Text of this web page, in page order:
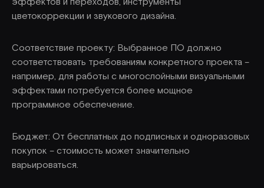
цветокоррекции и звукового дизайна.
Соответствие проекту: Выбранное ПО должно
соответствовать требованиям конкретного проекта –
например, для работы с многослойными визуальными
эффектами потребуется более мощное
программное обеспечение.
Бюджет: От бесплатных до подписных и одноразовых
покупок – стоимость может значительно
варьироваться.